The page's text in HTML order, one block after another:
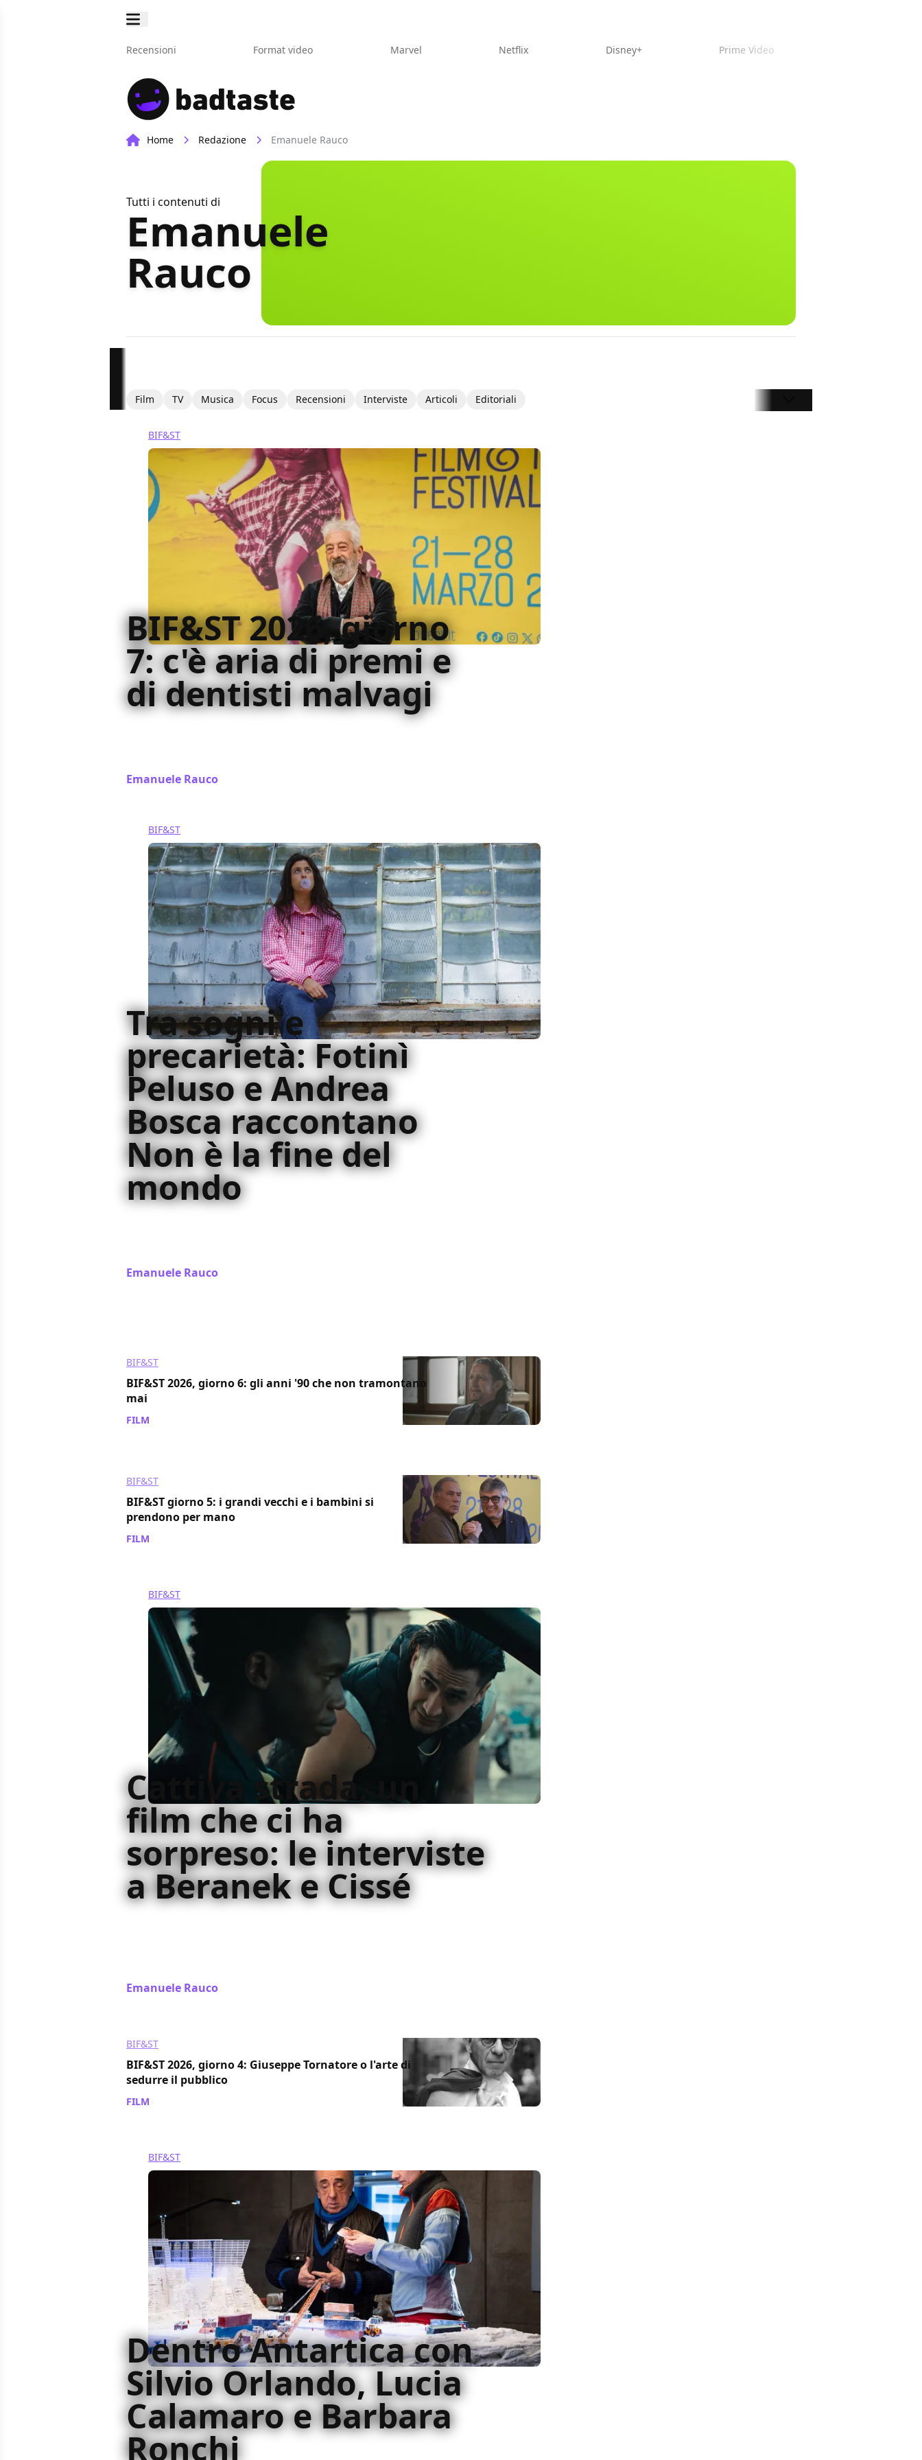
Recensioni Format video Marvel Netflix Disney+ Prime Video
Home Redazione Emanuele Rauco
Tutti i contenuti di
Emanuele
Rauco
Film TV Musica Focus Recensioni Interviste Articoli Editoriali
BIF&ST
BIF&ST 2026, giorno
7: c'è aria di premi e
di dentisti malvagi
Premi, ospiti e grandi proiezioni al BIF&ST: da Su Maistu vincitore ai thriller
Emanuele Rauco
BIF&ST
Tra sogni e
precarietà: Fotinì
Peluso e Andrea
Bosca raccontano
Non è la fine del
mondo
Emanuele Rauco
BIF&ST
BIF&ST 2026, giorno 6: gli anni '90 che non tramontano
mai
FILM
BIF&ST
BIF&ST giorno 5: i grandi vecchi e i bambini si
prendono per mano
FILM
BIF&ST
Cattiva strada, un
film che ci ha
sorpreso: le interviste
a Beranek e Cissé
Emanuele Rauco
BIF&ST
BIF&ST 2026, giorno 4: Giuseppe Tornatore o l'arte di
sedurre il pubblico
FILM
BIF&ST
Dentro Antartica con
Silvio Orlando, Lucia
Calamaro e Barbara
Ronchi